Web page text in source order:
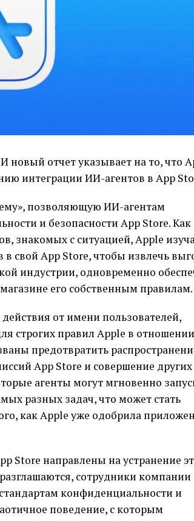
новый отчет указывает на то, что
интеграции ИИ-агентов в App
позволяющую ИИ-агентам
и безопасности App Store. Как
знакомых с ситуацией, Apple
свой App Store, чтобы извлечь
индустрии, одновременно
его собственным правилам.
от имени пользователей,
строгих правил Apple в отношении
предотвратить
App Store и совершение других
агенты могут мгновенно
разных задач, что может стать
как Apple уже одобрила
Store направлены на устранение
сотрудники компании
конфиденциальности и
поведение, с которым